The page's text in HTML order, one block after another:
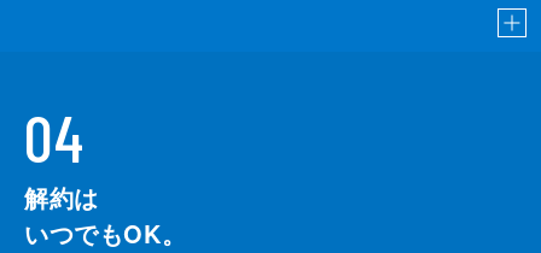
04
解約は
いつでもOK。